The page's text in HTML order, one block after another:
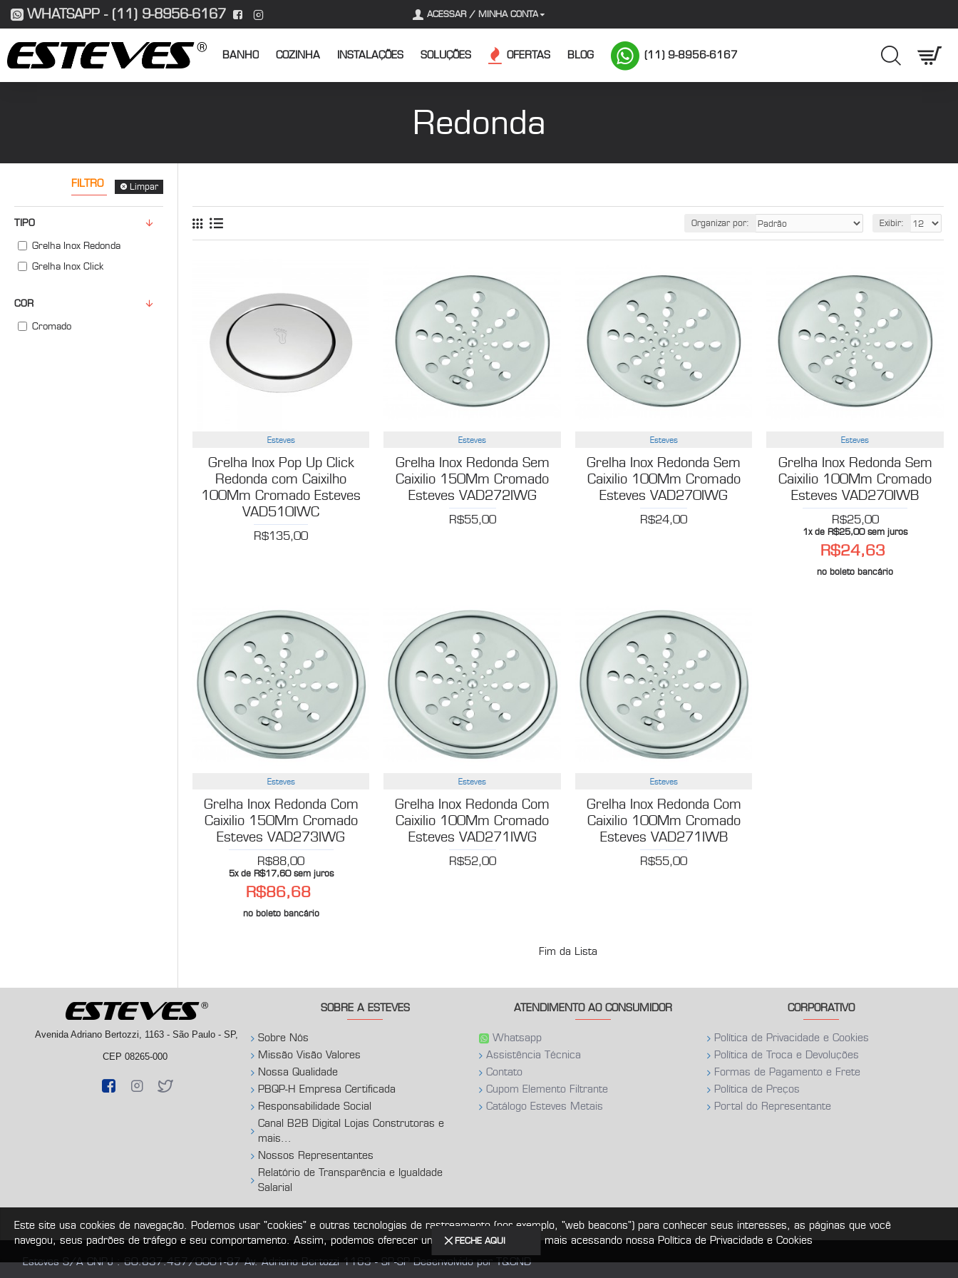
WHATSAPP - (11) 9-8956-6167 ACESSAR / MINHA CONTA
BANHO COZINHA INSTALAÇÕES SOLUÇÕES OFERTAS BLOG (11) 9-8956-6167
Redonda
FILTRO Limpar
COR
Cromado
TIPO
Grelha Inox Redonda
Grelha Inox Click
Organizar por: Exibir:
Esteves
Grelha Inox Pop Up Click
Redonda com Caixilho
100Mm Cromado Esteves
VAD510IWC
R$135,00
Esteves
Grelha Inox Redonda Sem
Caixilio 150Mm Cromado
Esteves VAD272IWG
R$55,00
Esteves
Grelha Inox Redonda Sem
Caixilio 100Mm Cromado
Esteves VAD270IWG
R$24,00
Esteves
Grelha Inox Redonda Sem
Caixilio 100Mm Cromado
Esteves VAD270IWB
R$25,00
1x de R$25,00 sem juros
R$24,63
no boleto bancário
Esteves
Grelha Inox Redonda Com
Caixilio 150Mm Cromado
Esteves VAD273IWG
R$88,00
5x de R$17,60 sem juros
R$86,68
no boleto bancário
Esteves
Grelha Inox Redonda Com
Caixilio 100Mm Cromado
Esteves VAD271IWG
R$52,00
Esteves
Grelha Inox Redonda Com
Caixilio 100Mm Cromado
Esteves VAD271IWB
R$55,00
Fim da Lista
Avenida Adriano Bertozzi, 1163 - São Paulo - SP,
CEP 08265-000
SOBRE A ESTEVES
Sobre Nós
Missão Visão Valores
Nossa Qualidade
PBQP-H Empresa Certificada
Responsabilidade Social
Canal B2B Digital Lojas Construtoras e
mais...
Nossos Representantes
Relatório de Transparência e Igualdade
Salarial
ATENDIMENTO AO CONSUMIDOR
Whatsapp
Assistência Técnica
Contato
Cupom Elemento Filtrante
Catálogo Esteves Metais
CORPORATIVO
Política de Privacidade e Cookies
Política de Troca e Devoluções
Formas de Pagamento e Frete
Política de Preços
Portal do Representante
Esteves S/A CNPJ : 60.837.457/0001-87 Av. Adriano Bertozzi 1163 - SP-SP Desenvolvido por T&CND
FECHE AQUI
Este site usa cookies de navegação. Podemos usar "cookies" e outras tecnologias de rastreamento (por exemplo, "web beacons") para conhecer seus interesses, as páginas que você
navegou, seus padrões de tráfego e seu comportamento. Assim, podemos oferecer um serviço melhor. Saiba mais acessando nossa Política de Privacidade e Cookies